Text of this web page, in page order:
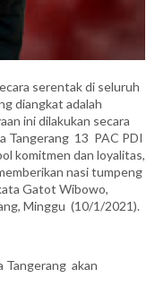
serentak di seluruh
diangkat adalah
ini dilakukan secara
Tangerang 13 PAC PDI
komitmen dan loyalitas,
nasi tumpeng
Gatot Wibowo,
Minggu (10/1/2021).
Tangerang akan